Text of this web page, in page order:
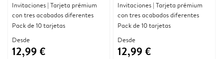
Invitaciones | Tarjeta prémium
con tres acabados diferentes
Pack de 10 tarjetas
Desde
12,99 €
Invitaciones | Tarjeta prémium
con tres acabados diferentes
Pack de 10 tarjetas
Desde
12,99 €